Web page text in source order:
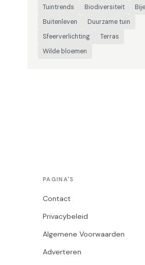
Tuintrends Biodiversiteit
Buitenleven
Duurzame tuin
Sfeerverlichting
Terras
Wilde bloemen
PAGINA'S
Contact
Privacybeleid
Algemene Voorwaarden
Adverteren